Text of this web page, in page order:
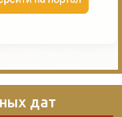
дат